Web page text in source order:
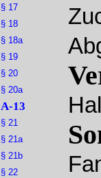
§ 17
§ 18
§ 18a
§ 19
§ 20
§ 20a
A-13
§ 21
§ 21a
§ 21b
§ 22